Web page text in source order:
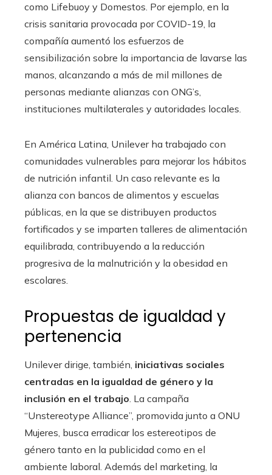
como Lifebuoy y Domestos. Por ejemplo, en la
crisis sanitaria provocada por COVID-19, la
compañía aumentó los esfuerzos de
sensibilización sobre la importancia de lavarse las
manos, alcanzando a más de mil millones de
personas mediante alianzas con ONG’s,
instituciones multilaterales y autoridades locales.
En América Latina, Unilever ha trabajado con
comunidades vulnerables para mejorar los hábitos
de nutrición infantil. Un caso relevante es la
alianza con bancos de alimentos y escuelas
públicas, en la que se distribuyen productos
fortificados y se imparten talleres de alimentación
equilibrada, contribuyendo a la reducción
progresiva de la malnutrición y la obesidad en
escolares.
Propuestas de igualdad y
pertenencia
Unilever dirige, también, iniciativas sociales
centradas en la igualdad de género y la
inclusión en el trabajo. La campaña
“Unstereotype Alliance”, promovida junto a ONU
Mujeres, busca erradicar los estereotipos de
género tanto en la publicidad como en el
ambiente laboral. Además del marketing, la